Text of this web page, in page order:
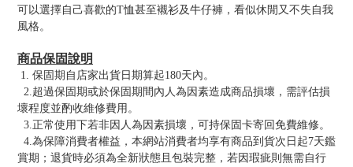
可以選擇自己喜歡的T恤甚至襯衫及牛仔褲，看似休閒又不失自我
風格。
商品保固說明
1. 保固期自店家出貨日期算起180天內。
2.超過保固期或於保固期間內人為因素造成商品損壞，需評估損
壞程度並酌收維修費用。
3.正常使用下若非因人為因素損壞，可持保固卡寄回免費維修。
4.為保障消費者權益，本網站消費者均享有商品到貨次日起7天鑑
賞期；退貨時必須為全新狀態且包裝完整，若因瑕疵則無需自行